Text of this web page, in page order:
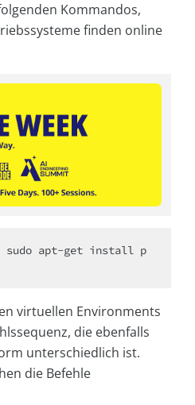
Kommandos,
finden online
sudo apt-get install p
virtuellen Environments
die ebenfalls
unterschiedlich ist.
die Befehle